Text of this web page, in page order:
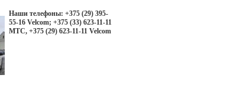
Наши телефоны: +375 (29) 395-
55-16 Velcom; +375 (33) 623-11-11
МТС, +375 (29) 623-11-11 Velcom